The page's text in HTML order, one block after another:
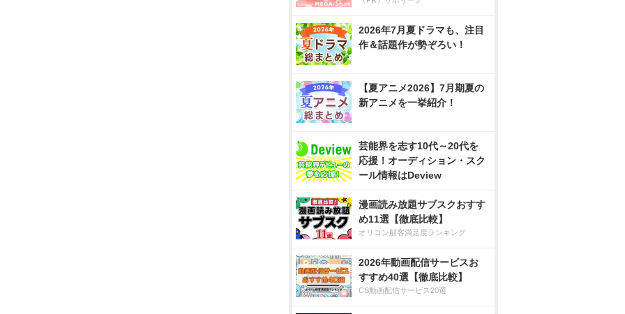
2026年7月夏ドラマも、注目
作＆話題作が勢ぞろい！
【夏アニメ2026】7月期夏の
新アニメを一挙紹介！
芸能界を志す10代～20代を
応援！オーディション・スク
ール情報はDeview
漫画読み放題サブスクおすす
め11選【徹底比較】
オリコン顧客満足度ランキング
2026年動画配信サービスお
すすめ40選【徹底比較】
CS動画配信サービス20選